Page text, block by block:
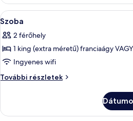
A
következő
szoba
összes
képének
megtekintése:
3
Szoba
2 férőhely
1 king (extra méretű) franciaágy
Ingyenes wifi
További részletek
Szoba